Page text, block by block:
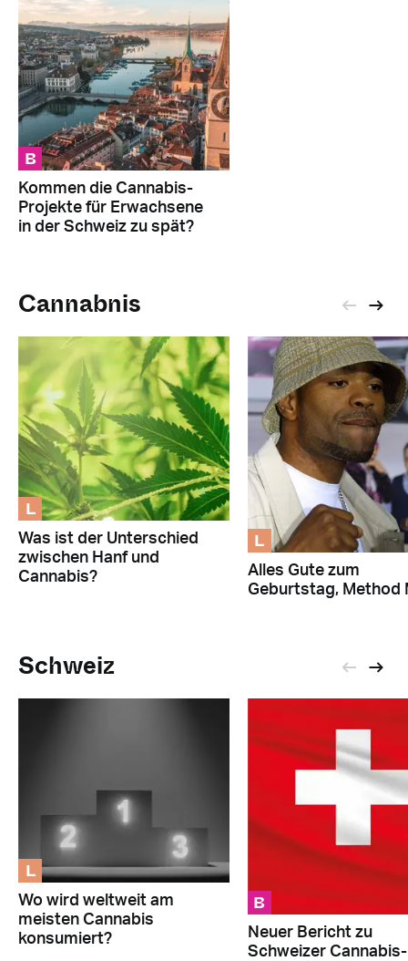
B
Kommen die Cannabis-
Projekte für Erwachsene
in der Schweiz zu spät?
Cannabnis
L
Was ist der Unterschied
zwischen Hanf und
Cannabis?
L
Alles Gute zum
Geburtstag, Method
Schweiz
L
Wo wird weltweit am
meisten Cannabis
konsumiert?
B
Neuer Bericht zu
Schweizer Cannabis-